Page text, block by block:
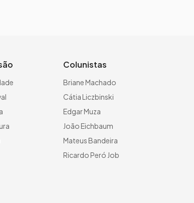
Colunistas
Briane Machado
Cátia Liczbinski
Edgar Muza
João Eichbaum
Mateus Bandeira
Ricardo Peró Job